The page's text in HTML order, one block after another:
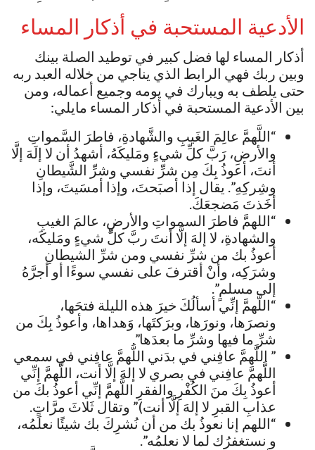
الأدعية المستحبة في أذكار المساء
أذكار المساء لها فضل كبير في توطيد الصلة بينك
وبين ربك فهي الرابط الذي يناجي من خلاله العبد ربه
حتى يلطف به ويبارك في يومه وجميع أعماله، ومن
بين الأدعية المستحبة في أذكار المساء مايلي:
“اللَّهمَّ عالِمَ الغَيبِ والشَّهادةِ، فاطرَ السَّمواتِ
والأرضِ، رَبَّ كلِّ شيءٍ ومَليكَهُ، أشهدُ أن لا إلَهَ إلَّا
أنتَ، أعوذُ بِكَ مِن شرِّ نفسي وشرِّ الشَّيطانِ
وشِركِهِ”. يقال إذا أصبَحتَ، وإذا أمسَيتَ، وإذا
أخَذتَ مَضجعَكَ.
“اللهمَّ فاطرَ السمواتِ والأرضِ، عالمَ الغيبِ
والشهادةِ، لا إلهَ إلَّا أنتَ ربَّ كلِّ شيءٍ ومَليكَه،
أعوذُ بك من شرِّ نفسي ومن شرِّ الشيطانِ
وشرَكِه، وأنْ أقترفَ على نفسي سوءًا أو أجرَّهُ
إلى مسلمٍ”.
“اللَّهمَّ إنِّي أسألُكَ خيرَ هذه الليلة فتحَها،
ونصرَها، ونورَها، وبرَكتَها، وَهداها، وأعوذُ بِكَ من
شرِّ ما فيها وشرِّ ما بعدَها”.
” اللَّهمَّ عافِني في بدَني اللَّهمَّ عافِني في سمعي
اللَّهمَّ عافِني في بصري لا إلهَ إلَّا أنت، اللَّهمَّ إنِّي
أعوذُ بِكَ منَ الكُفْرِ والفقرِ اللَّهمَّ إنِّي أعوذُ بكَ من
عذابِ القبرِ لا إلهَ إلَّا أنت)” وتقال ثَلاثَ مرَّاتٍ.
“اللهم إنا نعوذُ بك من أن نُشرِكَ بك شيئًا نعلَمُه،
و نستغفرُك لما لا نعلمُه”.